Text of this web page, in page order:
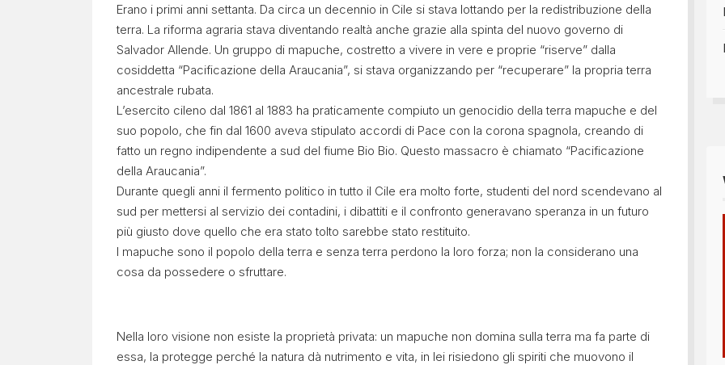
Erano i primi anni settanta. Da circa un decennio in Cile si stava lottando per la redistribuzione della
terra. La riforma agraria stava diventando realtà anche grazie alla spinta del nuovo governo di
Salvador Allende. Un gruppo di mapuche, costretto a vivere in vere e proprie “riserve” dalla
cosiddetta “Pacificazione della Araucania”, si stava organizzando per “recuperare” la propria terra
ancestrale rubata.
L’esercito cileno dal 1861 al 1883 ha praticamente compiuto un genocidio della terra mapuche e del
suo popolo, che fin dal 1600 aveva stipulato accordi di Pace con la corona spagnola, creando di
fatto un regno indipendente a sud del fiume Bio Bio. Questo massacro è chiamato “Pacificazione
della Araucania”.
Durante quegli anni il fermento politico in tutto il Cile era molto forte, studenti del nord scendevano al
sud per mettersi al servizio dei contadini, i dibattiti e il confronto generavano speranza in un futuro
più giusto dove quello che era stato tolto sarebbe stato restituito.
I mapuche sono il popolo della terra e senza terra perdono la loro forza; non la considerano una
cosa da possedere o sfruttare.
Nella loro visione non esiste la proprietà privata: un mapuche non domina sulla terra ma fa parte di
essa, la protegge perché la natura dà nutrimento e vita, in lei risiedono gli spiriti che muovono il